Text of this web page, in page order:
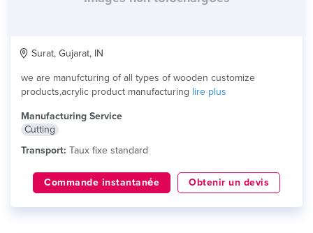
Surat, Gujarat, IN
we are manufcturing of all types of wooden customize
products,acrylic product manufacturing lire plus
Manufacturing Service
Cutting
Transport: Taux fixe standard
Commande instantanée Obtenir un devis